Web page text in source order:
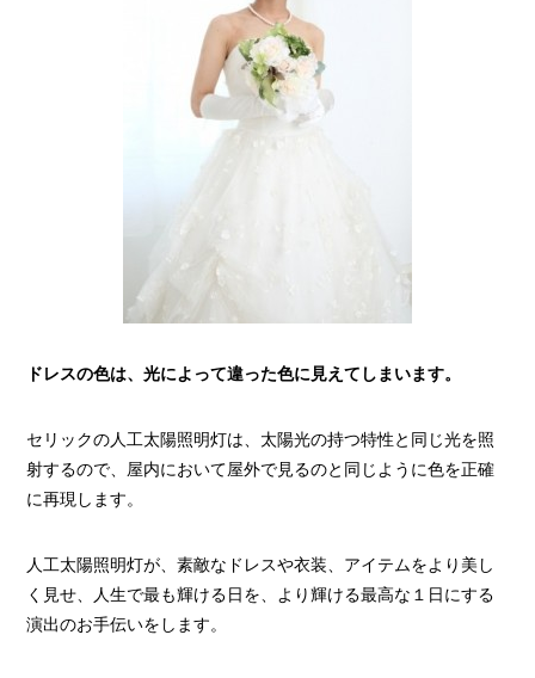
ドレスの色は、光によって違った色に見えてしまいます。
セリックの人工太陽照明灯は、太陽光の持つ特性と同じ光を照
射するので、屋内において屋外で見るのと同じように色を正確
に再現します。
人工太陽照明灯が、素敵なドレスや衣装、アイテムをより美し
く見せ、人生で最も輝ける日を、より輝ける最高な１日にする
演出のお手伝いをします。